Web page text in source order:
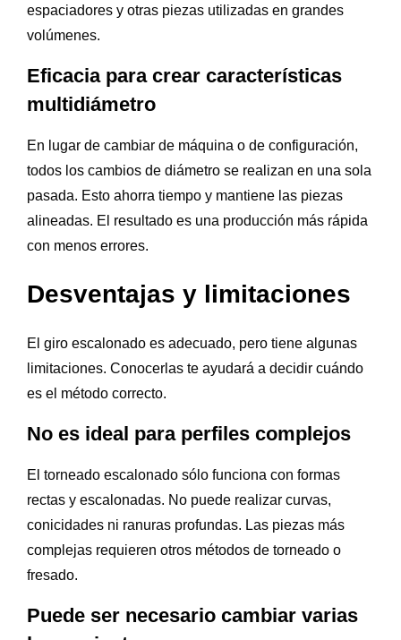
espaciadores y otras piezas utilizadas en grandes
volúmenes.
Eficacia para crear características
multidiámetro
En lugar de cambiar de máquina o de configuración,
todos los cambios de diámetro se realizan en una sola
pasada. Esto ahorra tiempo y mantiene las piezas
alineadas. El resultado es una producción más rápida
con menos errores.
Desventajas y limitaciones
El giro escalonado es adecuado, pero tiene algunas
limitaciones. Conocerlas te ayudará a decidir cuándo
es el método correcto.
No es ideal para perfiles complejos
El torneado escalonado sólo funciona con formas
rectas y escalonadas. No puede realizar curvas,
conicidades ni ranuras profundas. Las piezas más
complejas requieren otros métodos de torneado o
fresado.
Puede ser necesario cambiar varias